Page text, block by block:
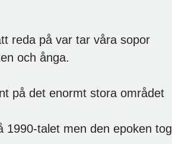
reda på var tar våra sopor
och ånga.
på det enormt stora området
1990-talet men den epoken tog